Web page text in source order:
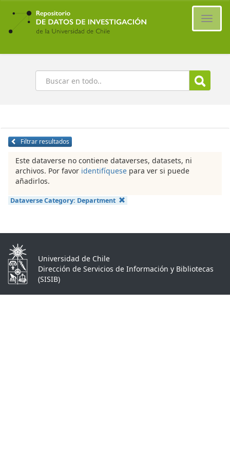
Ir
contenido
principal
Buscar
Filtrar resultados
Este dataverse no contiene dataverses, datasets, ni
archivos. Por favor identifíquese para ver si puede
añadirlos.
Dataverse Category: Department
Universidad de Chile
Dirección de Servicios de Información y Bibliotecas
(SISIB)